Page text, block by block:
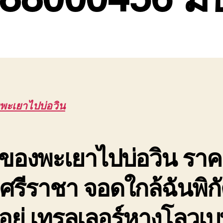
ะเยาไปบ่อวิน
งพะเยาไปบ่อวิน รา
รีราชา จอดใกล้ฉันพิ